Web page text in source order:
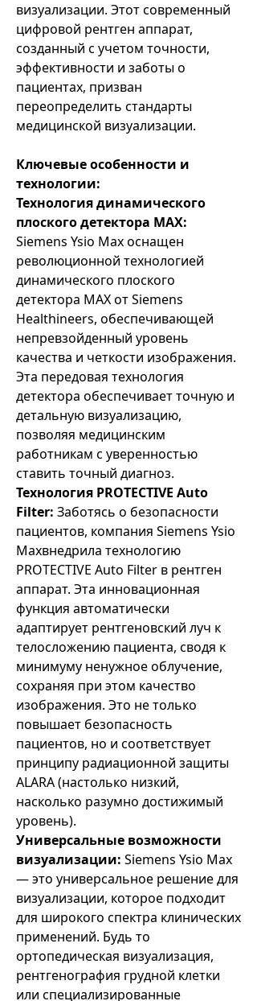
визуализации. Этот современный
цифровой рентген аппарат,
созданный с учетом точности,
эффективности и заботы о
пациентах, призван
переопределить стандарты
медицинской визуализации.
Ключевые особенности и
технологии:
Технология динамического
плоского детектора MAX:
Siemens Ysio Max оснащен
революционной технологией
динамического плоского
детектора MAX от Siemens
Healthineers, обеспечивающей
непревзойденный уровень
качества и четкости изображения.
Эта передовая технология
детектора обеспечивает точную и
детальную визуализацию,
позволяя медицинским
работникам с уверенностью
ставить точный диагноз.
Технология PROTECTIVE Auto
Filter: Заботясь о безопасности
пациентов, компания Siemens Ysio
Maxвнедрила технологию
PROTECTIVE Auto Filter в рентген
аппарат. Эта инновационная
функция автоматически
адаптирует рентгеновский луч к
телосложению пациента, сводя к
минимуму ненужное облучение,
сохраняя при этом качество
изображения. Это не только
повышает безопасность
пациентов, но и соответствует
принципу радиационной защиты
ALARA (настолько низкий,
насколько разумно достижимый
уровень).
Универсальные возможности
визуализации: Siemens Ysio Max
— это универсальное решение для
визуализации, которое подходит
для широкого спектра клинических
применений. Будь то
ортопедическая визуализация,
рентгенография грудной клетки
или специализированные